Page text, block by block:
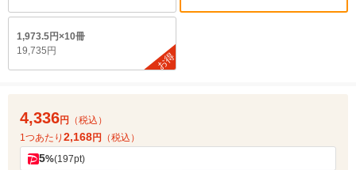
1,973.5円×10冊
19,735円
お得
4,336円
（税込）
1つあたり 2,168円 （税込）
5%(197pt)